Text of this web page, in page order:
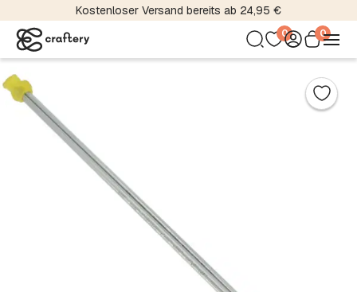
Kostenloser Versand bereits ab 24,95 €
0 0